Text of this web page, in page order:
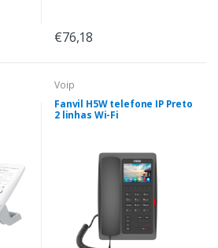
€76,18
Voip
Fanvil H5W telefone IP Preto
2 linhas Wi-Fi